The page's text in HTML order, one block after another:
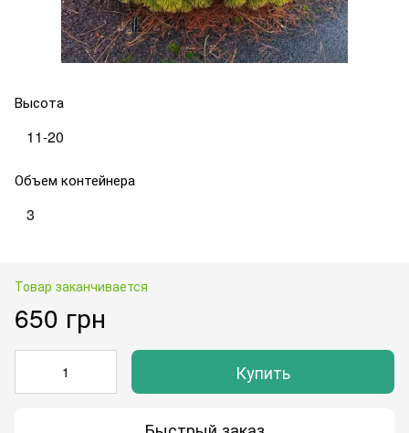
Высота
11-20
Объем контейнера
3
Товар заканчивается
650 грн
Купить